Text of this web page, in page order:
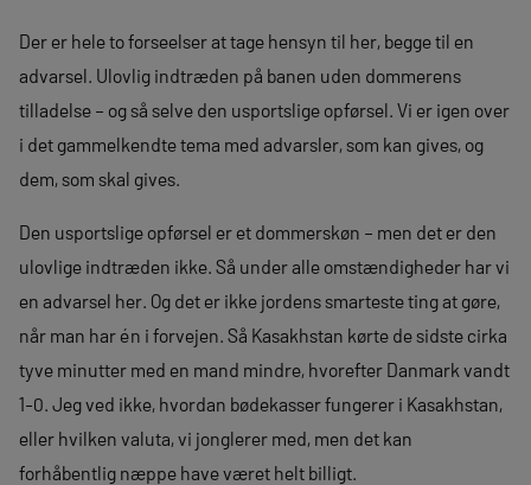
Der er hele to forseelser at tage hensyn til her, begge til en
advarsel. Ulovlig indtræden på banen uden dommerens
tilladelse – og så selve den usportslige opførsel. Vi er igen over
i det gammelkendte tema med advarsler, som kan gives, og
dem, som skal gives.
Den usportslige opførsel er et dommerskøn – men det er den
ulovlige indtræden ikke. Så under alle omstændigheder har vi
en advarsel her. Og det er ikke jordens smarteste ting at gøre,
når man har én i forvejen. Så Kasakhstan kørte de sidste cirka
tyve minutter med en mand mindre, hvorefter Danmark vandt
1-0. Jeg ved ikke, hvordan bødekasser fungerer i Kasakhstan,
eller hvilken valuta, vi jonglerer med, men det kan
forhåbentlig næppe have været helt billigt.